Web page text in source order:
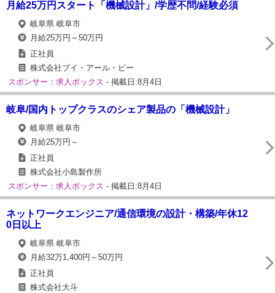
月給25万円スタート「機械設計」/学歴不問/経験必須
岐阜県 岐阜市
月給25万円～50万円
正社員
株式会社ブイ・アール・ピー
スポンサー：求人ボックス - 掲載日:8月4日
岐阜/国内トップクラスのシェア製品の「機械設計」
岐阜県 岐阜市
月給25万円～
正社員
株式会社小島製作所
スポンサー：求人ボックス - 掲載日:8月4日
ネットワークエンジニア/通信環境の設計・構築/年休12
0日以上
岐阜県 岐阜市
月給32万1,400円～50万円
正社員
株式会社大斗